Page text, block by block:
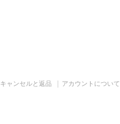
キャンセルと返品 アカウントについて